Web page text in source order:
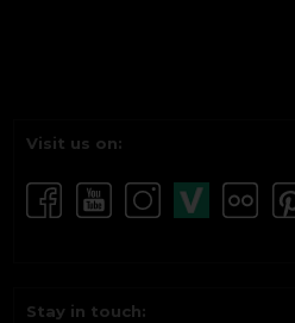
Visit us on:
Stay in touch: